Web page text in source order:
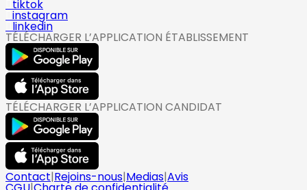
tiktok
instagram
linkedin
TÉLÉCHARGER L’APPLICATION ÉTABLISSEMENT
TÉLÉCHARGER L’APPLICATION CANDIDAT
Contact|Rejoins-nous|Medias|Avis